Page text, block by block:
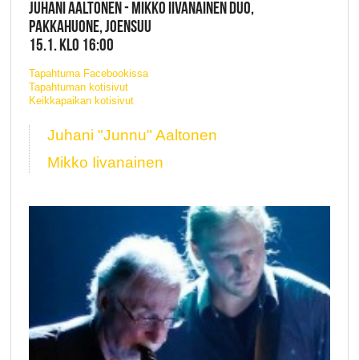
JUHANI AALTONEN - MIKKO IIVANAINEN DUO,
PAKKAHUONE, JOENSUU
15.1. KLO 16:00
Tapahtuma Facebookissa
Tapahtuman kotisivut
Keikkapaikan kotisivut
Juhani "Junnu" Aaltonen
Mikko Iivanainen